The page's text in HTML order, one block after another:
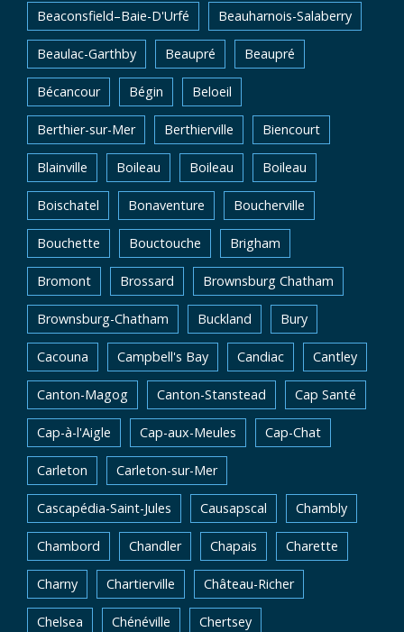
Beaconsfield–Baie-D'Urfé Beauharnois-Salaberry
Beaulac-Garthby Beaupré Beaupré
Bécancour Bégin Beloeil
Berthier-sur-Mer Berthierville Biencourt
Blainville Boileau Boileau Boileau
Boischatel Bonaventure Boucherville
Bouchette Bouctouche Brigham
Bromont Brossard Brownsburg Chatham
Brownsburg-Chatham Buckland Bury
Cacouna Campbell's Bay Candiac Cantley
Canton-Magog Canton-Stanstead Cap Santé
Cap-à-l'Aigle Cap-aux-Meules Cap-Chat
Carleton Carleton-sur-Mer
Cascapédia-Saint-Jules Causapscal Chambly
Chambord Chandler Chapais Charette
Charny Chartierville Château-Richer
Chelsea Chénéville Chertsey